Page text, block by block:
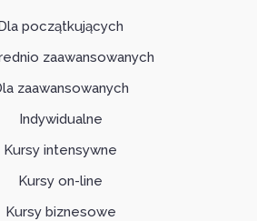
początkujących
zaawansowanych
zaawansowanych
Indywidualne
Kursy intensywne
Kursy on-line
Kursy biznesowe